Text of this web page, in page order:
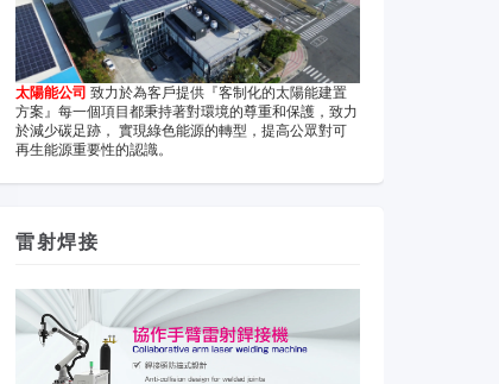
太陽能公司 致力於為客戶提供『客制化的太陽能建置
方案』每一個項目都秉持著對環境的尊重和保護，致力
於減少碳足跡， 實現綠色能源的轉型，提高公眾對可
再生能源重要性的認識。
雷射焊接